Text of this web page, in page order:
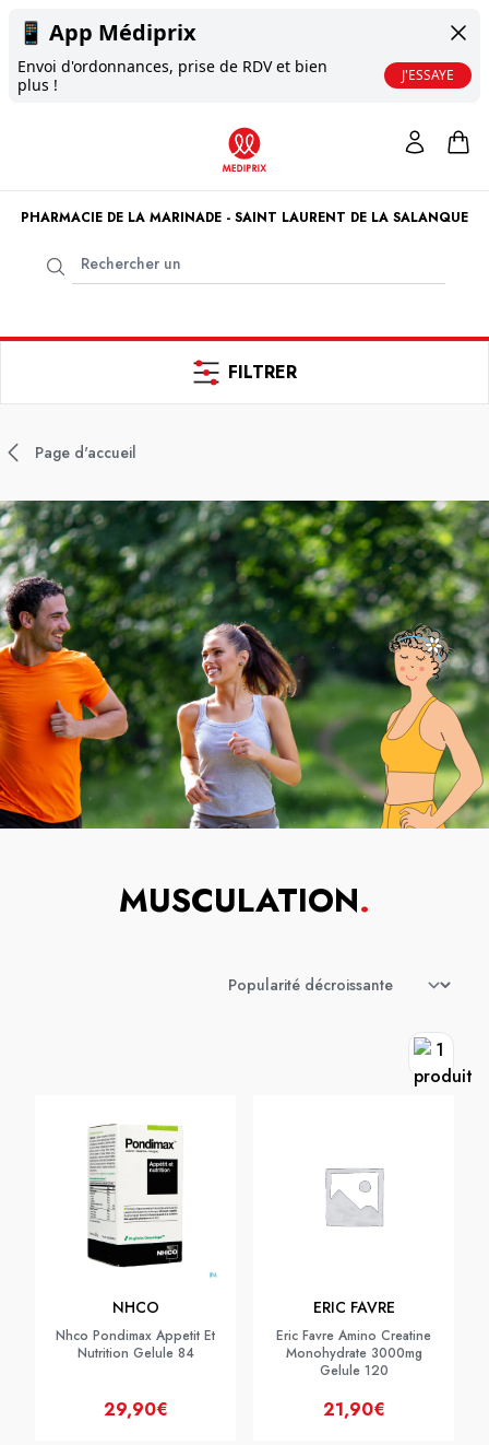
📱 App Médiprix
Envoi d'ordonnances, prise de RDV et bien
plus !
J'ESSAYE
PHARMACIE DE LA MARINADE - SAINT LAURENT DE LA SALANQUE
FILTRER
Page d'accueil
MUSCULATION.
NHCO
Nhco Pondimax Appetit Et
Nutrition Gelule 84
29,90€
ERIC FAVRE
Eric Favre Amino Creatine
Monohydrate 3000mg
Gelule 120
21,90€